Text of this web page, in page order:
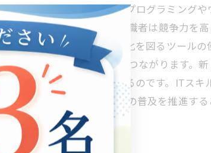
ツールの活用、さらにはプログラミング
習得することにより、求職者は競争力を
ば、業務の自動化や効率化を図るツール
の習得は、自己成長にもつながります。
織全体の成長へとつながるのです。ITスキ
して、このようなスキルの普及を推進す